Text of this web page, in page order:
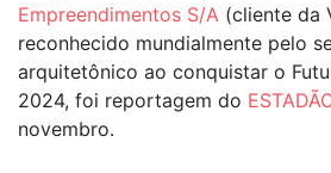
Empreendimentos S/A (cliente da
reconhecido mundialmente pelo
arquitetônico ao conquistar o
2024, foi reportagem do
novembro.